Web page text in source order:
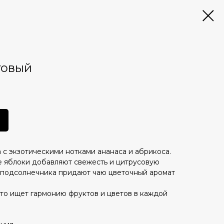
экзотическими нотками ананаса и абрикоса.
яблоки добавляют свежесть и цитрусовую
придают чаю цветочный аромат
ищет гармонию фруктов и цветов в каждой